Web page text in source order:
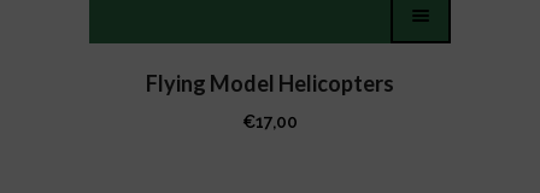
Flying Model Helicopters
€17,00